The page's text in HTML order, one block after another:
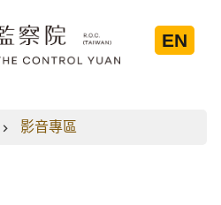
EN
影音專區